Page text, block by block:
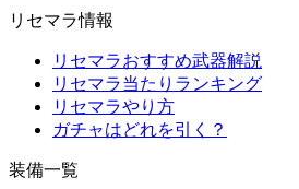
リセマラ情報
リセマラおすすめ武器解説
リセマラ当たりランキング
リセマラやり方
ガチャはどれを引く？
装備一覧